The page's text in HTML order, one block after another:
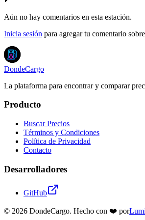
Aún no hay comentarios en esta estación.
Inicia sesión para agregar tu comentario
DondeCargo
La plataforma para encontrar y comparar
Producto
Buscar Precios
Términos y Condiciones
Política de Privacidad
Contacto
Desarrolladores
GitHub
© 2026 DondeCargo. Hecho con ❤️ por